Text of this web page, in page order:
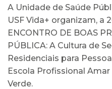
A Unidade de Saúde
USF Vida+ organizam, a
ENCONTRO DE BOAS
PÚBLICA: A Cultura de
Residenciais para
Escola Profissional Amar
Verde.